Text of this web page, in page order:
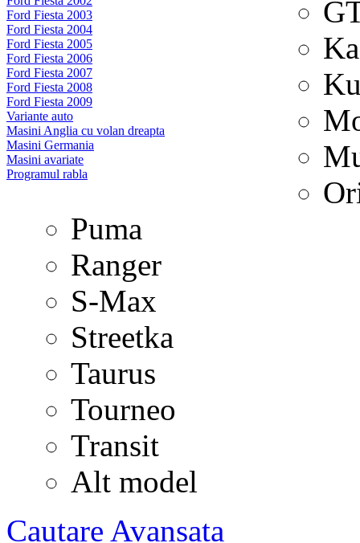
Ford Fiesta 2003
Ford Fiesta 2004
Ford Fiesta 2005
Ford Fiesta 2006
Ford Fiesta 2007
Ford Fiesta 2008
Ford Fiesta 2009
Variante auto
Masini Anglia cu volan dreapta
Masini Germania
Masini avariate
Programul rabla
Ka
Puma
Ranger
S-Max
Streetka
Taurus
Tourneo
Transit
Alt model
Cautare Avansata